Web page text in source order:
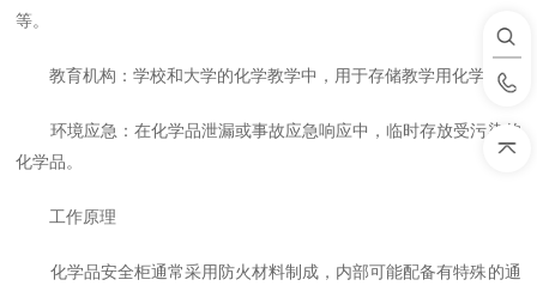
等。
教育机构：学校和大学的化学教学中，用于存储教学用化学品。
环境应急：在化学品泄漏或事故应急响应中，临时存放受污染的
化学品。
工作原理
化学品安全柜通常采用防火材料制成，内部可能配备有特殊的通